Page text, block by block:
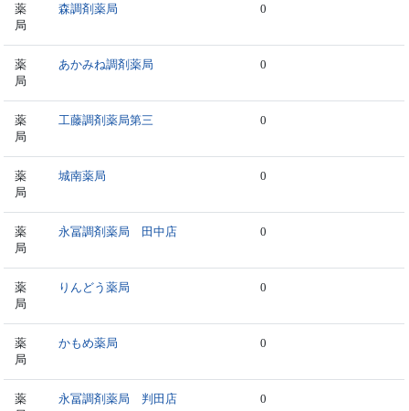
薬
局
森調剤薬局 0
薬
局
あかみね調剤薬局 0
薬
局
工藤調剤薬局第三 0
薬
局
城南薬局 0
薬
局
永冨調剤薬局 田中店 0
薬
局
りんどう薬局 0
薬
局
かもめ薬局 0
薬
永冨調剤薬局 判田店 0